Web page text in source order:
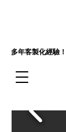
多年客製化經驗！